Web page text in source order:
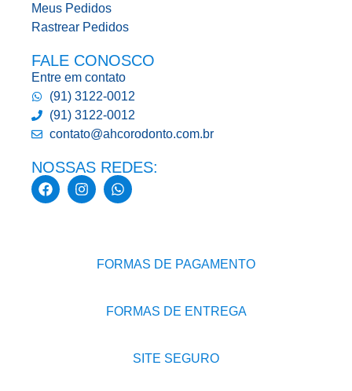
Meus Pedidos
Rastrear Pedidos
FALE CONOSCO
Entre em contato
(91) 3122-0012
(91) 3122-0012
contato@ahcorodonto.com.br
NOSSAS REDES:
FORMAS DE PAGAMENTO
FORMAS DE ENTREGA
SITE SEGURO